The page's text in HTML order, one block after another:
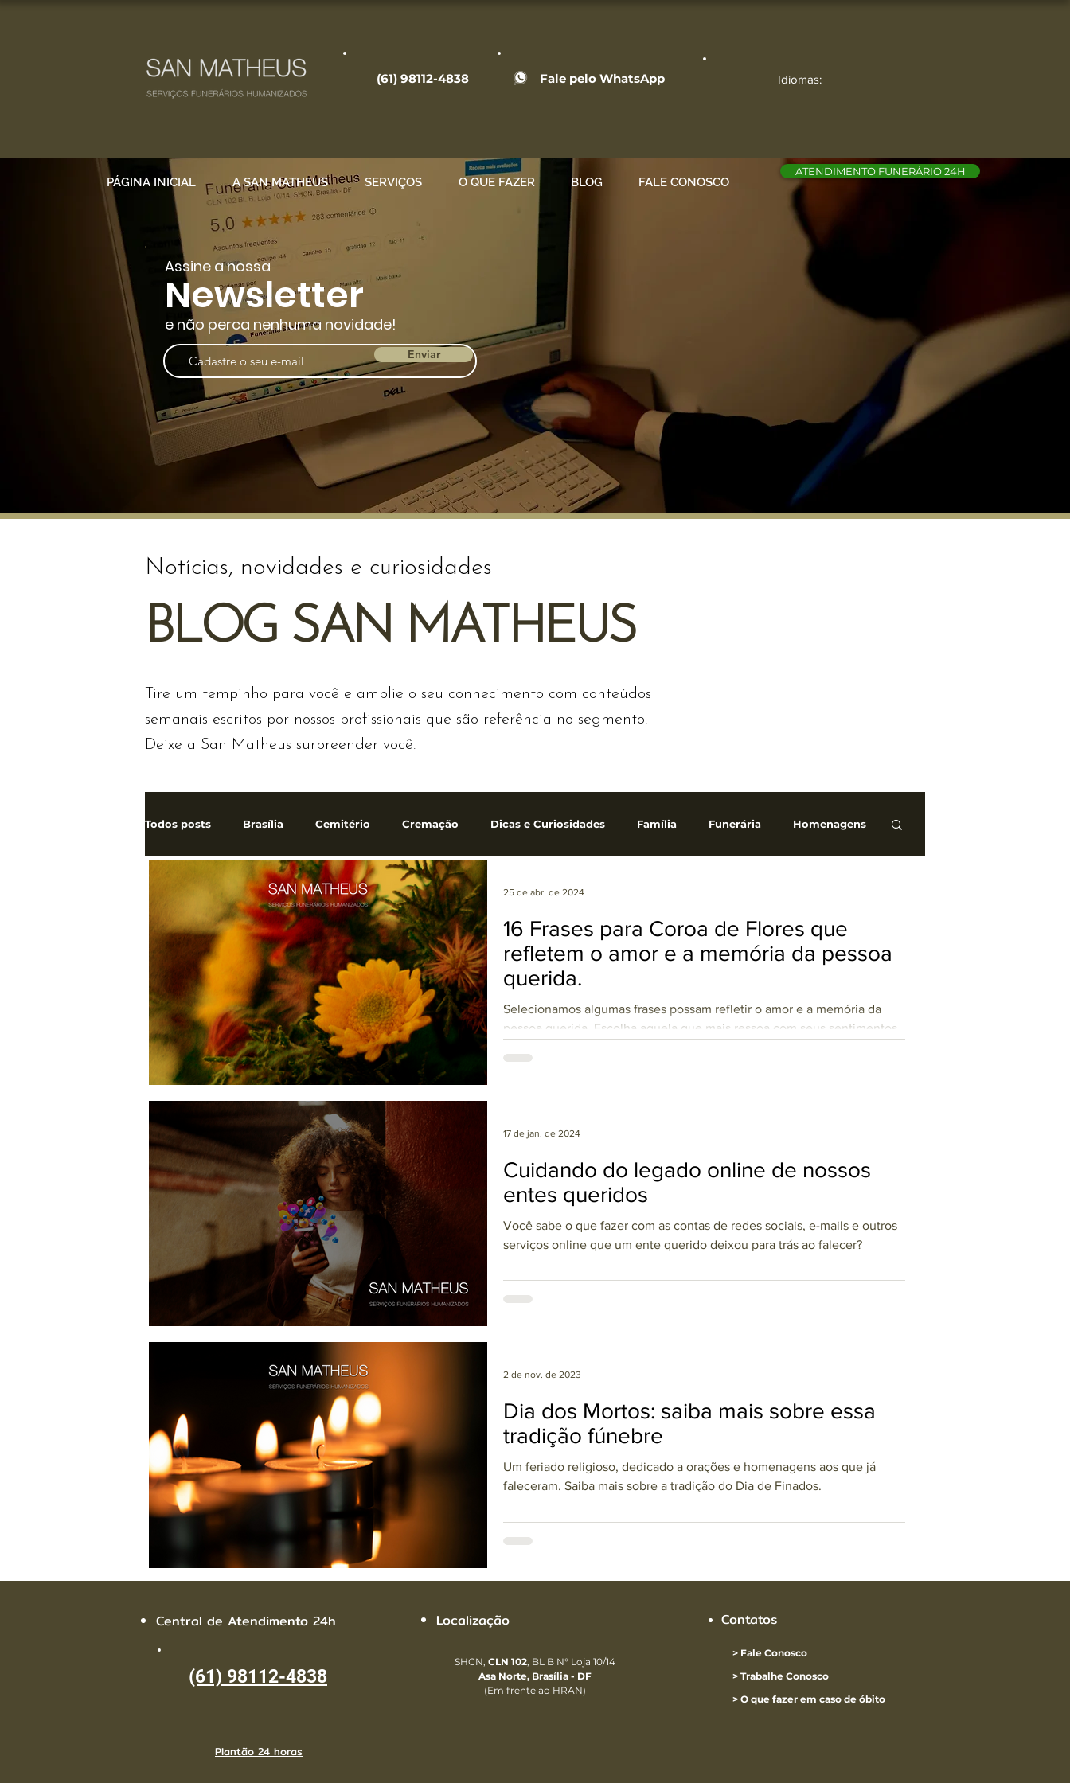
(61) 98112-4838 Fale pelo WhatsApp Idiomas:
PÁGINA INICIAL A SAN MATHEUS SERVIÇOS O QUE FAZER BLOG FALE CONOSCO
ATENDIMENTO FUNERÁRIO 24H
Assine a nossa
Newsletter
e não perca nenhuma novidade!
Enviar
Notícias, novidades e curiosidades
BLOG SAN MATHEUS
Tire um tempinho para você e amplie o seu conhecimento com conteúdos
semanais escritos por nossos profissionais que são referência no segmento.
Deixe a San Matheus surpreender você.
Todos posts Brasília Cemitério Cremação Dicas e Curiosidades Família Funerária Homenagens
Jazigo Plano Funerário Sepultamento Tanatopraxia Translado
Falando sobre a morte Serviço Funerário Saúde e Bem-estar Etiqueta
16 Frases para Coroa de Flores que
refletem o amor e a memória da pessoa
querida.
Selecionamos algumas frases possam refletir o amor e a memória da
pessoa querida. Escolha aquela que mais ressoa com seus sentimentos.
25 de abr. de 2024
Cuidando do legado online de nossos
entes queridos
Você sabe o que fazer com as contas de redes sociais, e-mails e outros
serviços online que um ente querido deixou para trás ao falecer?
17 de jan. de 2024
Dia dos Mortos: saiba mais sobre essa
tradição fúnebre
Um feriado religioso, dedicado a orações e homenagens aos que já
faleceram. Saiba mais sobre a tradição do Dia de Finados.
2 de nov. de 2023
Central de Atendimento 24h
(61) 98112-4838
Localização
SHCN, CLN 102, BL B N° Loja 10/14
Asa Norte, Brasília - DF
(Em frente ao HRAN)
Contatos
> Fale Conosco
> Trabalhe Conosco
> O que fazer em caso de óbito
Plantão 24 horas